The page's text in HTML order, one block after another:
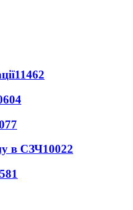
11462
в СЗЧ10022